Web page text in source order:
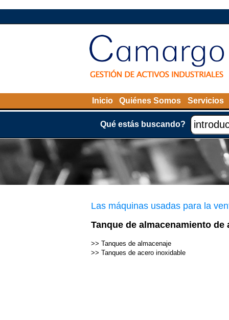
Inicio Quiénes Somos Servicios
Qué estás buscando?
Las máquinas usadas para la
Tanque de almacenamiento
>> Tanques de almacenaje
>> Tanques de acero inoxidable